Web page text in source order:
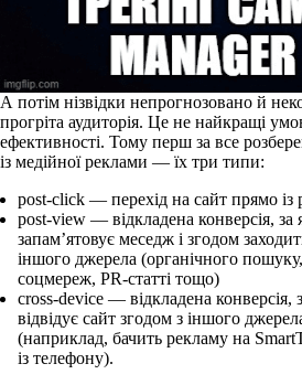
А потім нізвідки непрогнозовано й
прогріта аудиторія. Це не найкращі
ефективності. Тому перш за все
із медійної реклами — їх три типи:
post-click — перехід на сайт прямо із
post-view — відкладена конверсія, за
запам’ятовує меседж і згодом
іншого джерела (органічного
соцмереж, PR-статті тощо)
cross-device — відкладена конверсія,
відвідує сайт згодом з іншого
(наприклад, бачить рекламу на
із телефону).